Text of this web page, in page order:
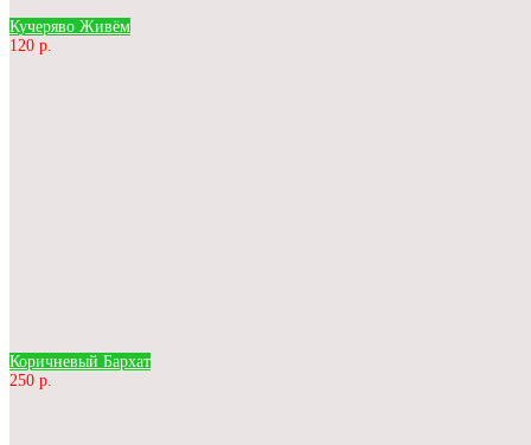
Кучеряво Живём
120 р.
Коричневый Бархат
250 р.